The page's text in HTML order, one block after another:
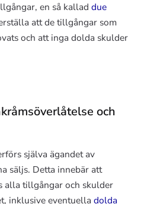
en så kallad due
att de tillgångar som
och att inga dolda skulder
och
själva ägandet av
säljs. Detta innebär att
alla tillgångar och skulder
inklusive eventuella dolda